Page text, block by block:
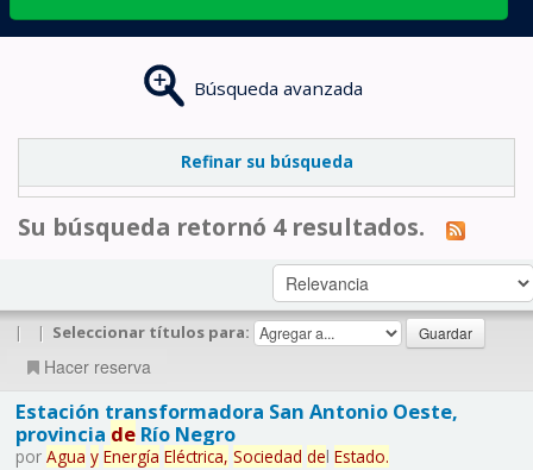
Búsqueda avanzada
Refinar su búsqueda
Su búsqueda retornó 4 resultados.
| | Seleccionar títulos para:
Hacer reserva
Estación transformadora San Antonio Oeste,
provincia deRío Negro
por Agua y Energía Eléctrica, Sociedad del Estado.